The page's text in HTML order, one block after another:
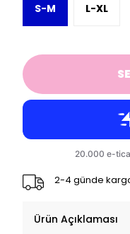
S-M L-XL
2-4 günde
Ürün Açıklaması